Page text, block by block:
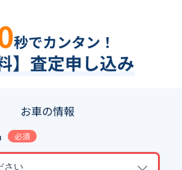
秒でカンタン！
】査定申し込み
お車の情報
必須
さい